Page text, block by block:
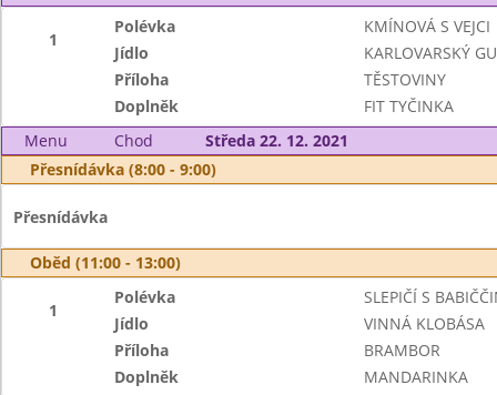
1
Polévka
KMÍNOVÁ S VEJCI
Jídlo
KARLOVARSKÝ
Příloha
TĚSTOVINY
Doplněk
FIT TYČINKA
Menu
Chod
Středa 22. 12. 2021
Přesnídávka (8:00 - 9:00)
Přesnídávka
Oběd (11:00 - 13:00)
1
Polévka
SLEPIČÍ S
Jídlo
VINNÁ KLOBÁSA
Příloha
BRAMBOR
Doplněk
MANDARINKA